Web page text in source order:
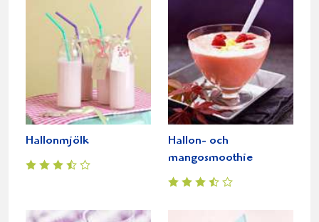
Hallonmjölk
Hallon- och
mangosmoothie